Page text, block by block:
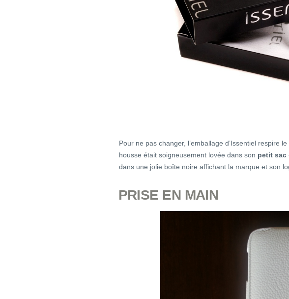
Pour ne pas changer, l’emballage d’Issentiel respire
housse était soigneusement lovée dans son petit sac
dans une jolie boîte noire affichant la marque et son
PRISE EN MAIN